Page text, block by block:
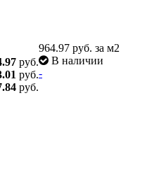
руб.
руб.
руб.
964.97 руб. за м2
В наличии
-